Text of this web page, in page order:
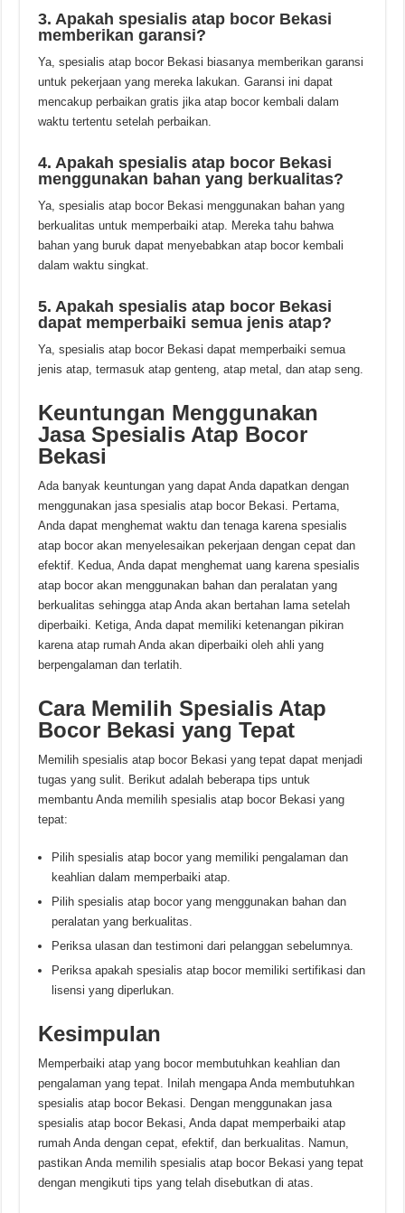
3. Apakah spesialis atap bocor Bekasi
memberikan garansi?
Ya, spesialis atap bocor Bekasi biasanya memberikan garansi
untuk pekerjaan yang mereka lakukan. Garansi ini dapat
mencakup perbaikan gratis jika atap bocor kembali dalam
waktu tertentu setelah perbaikan.
4. Apakah spesialis atap bocor Bekasi
menggunakan bahan yang berkualitas?
Ya, spesialis atap bocor Bekasi menggunakan bahan yang
berkualitas untuk memperbaiki atap. Mereka tahu bahwa
bahan yang buruk dapat menyebabkan atap bocor kembali
dalam waktu singkat.
5. Apakah spesialis atap bocor Bekasi
dapat memperbaiki semua jenis atap?
Ya, spesialis atap bocor Bekasi dapat memperbaiki semua
jenis atap, termasuk atap genteng, atap metal, dan atap seng.
Keuntungan Menggunakan
Jasa Spesialis Atap Bocor
Bekasi
Ada banyak keuntungan yang dapat Anda dapatkan dengan
menggunakan jasa spesialis atap bocor Bekasi. Pertama,
Anda dapat menghemat waktu dan tenaga karena spesialis
atap bocor akan menyelesaikan pekerjaan dengan cepat dan
efektif. Kedua, Anda dapat menghemat uang karena spesialis
atap bocor akan menggunakan bahan dan peralatan yang
berkualitas sehingga atap Anda akan bertahan lama setelah
diperbaiki. Ketiga, Anda dapat memiliki ketenangan pikiran
karena atap rumah Anda akan diperbaiki oleh ahli yang
berpengalaman dan terlatih.
Cara Memilih Spesialis Atap
Bocor Bekasi yang Tepat
Memilih spesialis atap bocor Bekasi yang tepat dapat menjadi
tugas yang sulit. Berikut adalah beberapa tips untuk
membantu Anda memilih spesialis atap bocor Bekasi yang
tepat:
Pilih spesialis atap bocor yang memiliki pengalaman dan
keahlian dalam memperbaiki atap.
Pilih spesialis atap bocor yang menggunakan bahan dan
peralatan yang berkualitas.
Periksa ulasan dan testimoni dari pelanggan sebelumnya.
Periksa apakah spesialis atap bocor memiliki sertifikasi dan
lisensi yang diperlukan.
Kesimpulan
Memperbaiki atap yang bocor membutuhkan keahlian dan
pengalaman yang tepat. Inilah mengapa Anda membutuhkan
spesialis atap bocor Bekasi. Dengan menggunakan jasa
spesialis atap bocor Bekasi, Anda dapat memperbaiki atap
rumah Anda dengan cepat, efektif, dan berkualitas. Namun,
pastikan Anda memilih spesialis atap bocor Bekasi yang tepat
dengan mengikuti tips yang telah disebutkan di atas.